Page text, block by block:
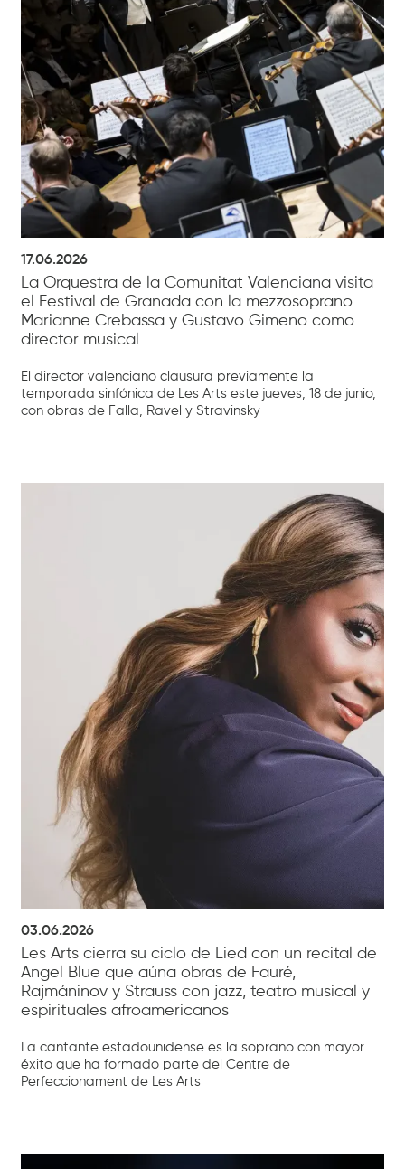
17.06.2026
La Orquestra de la Comunitat Valenciana visita
el Festival de Granada con la mezzosoprano
Marianne Crebassa y Gustavo Gimeno como
director musical
El director valenciano clausura previamente la
temporada sinfónica de Les Arts este jueves, 18 de junio,
con obras de Falla, Ravel y Stravinsky
03.06.2026
Les Arts cierra su ciclo de Lied con un recital de
Angel Blue que aúna obras de Fauré,
Rajmáninov y Strauss con jazz, teatro musical y
espirituales afroamericanos
La cantante estadounidense es la soprano con mayor
éxito que ha formado parte del Centre de
Perfeccionament de Les Arts